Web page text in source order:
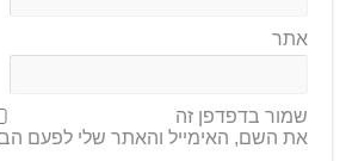
אתר
שמור בדפדפן זה
את השם, האימייל והאתר שלי לפעם